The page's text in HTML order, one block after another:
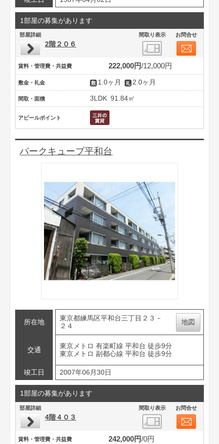
1部屋の募集があります
部屋詳細 間取り表示 お問合せ
2階２０６
賃料・管理費・共益費 222,000円 12,000円
敷金・礼金 1.0ヶ月 2.0ヶ月
間取・面積 3LDK 91.84㎡
アピールポイント
パークキューブ平和台
所在地
東京都練馬区平和台三丁目２３－
２４
地図
交通
東京メトロ 有楽町線 平和台 徒歩9分
東京メトロ 副都心線 平和台 徒歩9分
竣工日 2007年06月30日
1部屋の募集があります
部屋詳細 間取り表示 お問合せ
4階４０３
賃料・管理費・共益費 242,000円 0円